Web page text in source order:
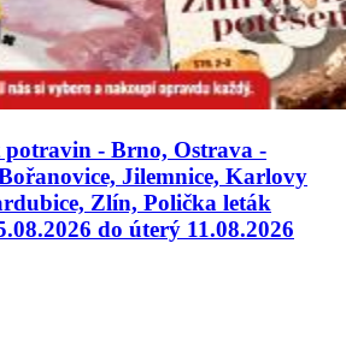
potravin - Brno, Ostrava -
Jilemnice, Karlovy
Zlín, Polička leták
do úterý 11.08.2026